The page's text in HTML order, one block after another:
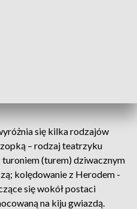
się kilka rodzajów
– rodzaj teatrzyku
(turem) dziwacznym
kolędowanie z Herodem -
się wokół postaci
na kiju gwiazdą.